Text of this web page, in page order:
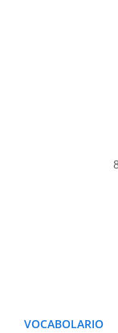
VOCABOLARIO